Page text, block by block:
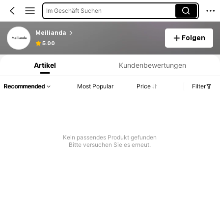
Im Geschäft Suchen
Meilianda
5.00
Folgen
Produktinformation: Preisangabe, Verkaufs- und Lagerbestandsdetails.
Artikel Kundenbewertungen
Recommended Most Popular Price Filter
Kein passendes Produkt gefunden
Bitte versuchen Sie es erneut.